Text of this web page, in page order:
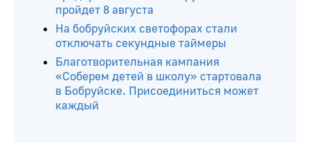
пройдет 8 августа
На бобруйских светофорах стали
отключать секундные таймеры
Благотворительная кампания
«Соберем детей в школу» стартовала
в Бобруйске. Присоединиться может
каждый